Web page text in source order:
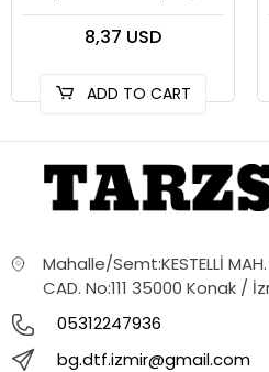
8,37 USD
ADD TO CART
Mahalle/Semt:KESTELLİ
CAD. No:111 35000 Konak /
05312247936
bg.dtf.izmir@gmail.com